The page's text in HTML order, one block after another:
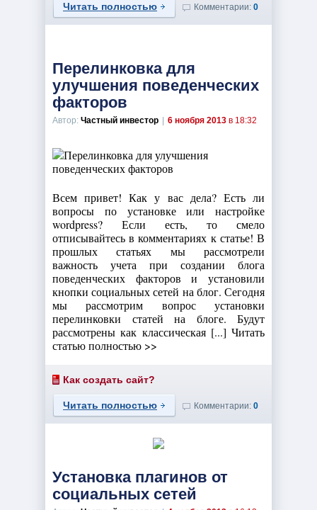
Читать полностью Комментарии: 0
Перелинковка для
улучшения поведенческих
факторов
Автор: Частный инвестор 6 ноября 2013 в 18:32
Всем привет! Как у вас дела? Есть ли
вопросы по установке или настройке
wordpress? Если есть, то смело
отписывайтесь в комментариях к статье! В
прошлых статьях мы рассмотрели
важность учета при создании блога
поведенческих факторов и установили
кнопки социальных сетей на блог. Сегодня
мы рассмотрим вопрос установки
перелинковки статей на блоге. Будут
рассмотрены как классическая [...] Читать
статью полностью >>
Как создать сайт?
Читать полностью Комментарии: 0
Установка плагинов от
социальных сетей